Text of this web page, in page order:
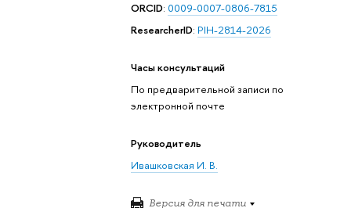
ORCID: 0009-0007-0806-7815
ResearcherID: PIH-2814-2026
Часы консультаций
По предварительной записи по
электронной почте
Руководитель
Ивашковская И. В.
Версия для печати